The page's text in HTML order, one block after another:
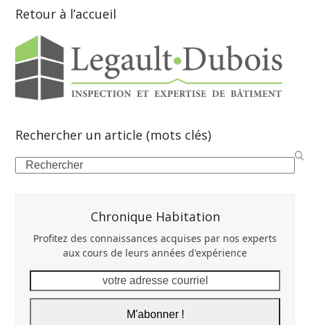
Retour à l’accueil
Rechercher un article (mots clés)
Search
Chronique Habitation
Profitez des connaissances acquises par nos experts
aux cours de leurs années d'expérience
adresse
M'abonner !